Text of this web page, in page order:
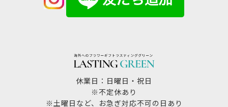
休業日：日曜日・祝日
※不定休あり
※土曜日など、お急ぎ対応不可の日あり